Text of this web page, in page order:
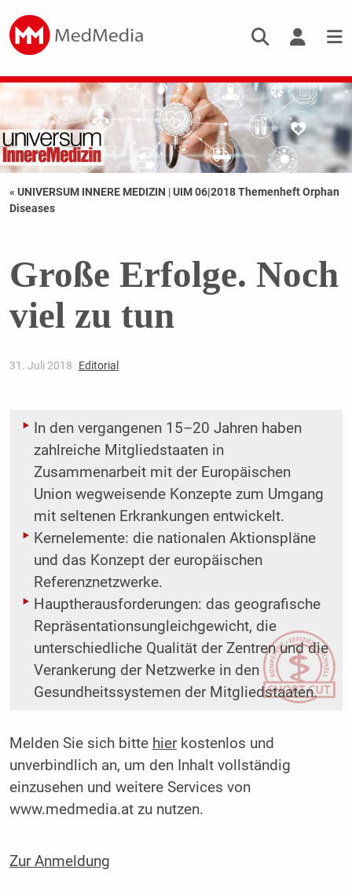
« UNIVERSUM INNERE MEDIZIN |UIM 06|2018 Themenheft Orphan
Diseases
Große Erfolge. Noch
viel zu tun
31. Juli 2018 Editorial
In den vergangenen 15–20 Jahren haben
zahlreiche Mitgliedstaaten in
Zusammenarbeit mit der Europäischen
Union wegweisende Konzepte zum Umgang
mit seltenen Erkrankungen entwickelt.
Kernelemente: die nationalen Aktionspläne
und das Konzept der europäischen
Referenznetzwerke.
Hauptherausforderungen: das geografische
Repräsentationsungleichgewicht, die
unterschiedliche Qualität der Zentren und die
Verankerung der Netzwerke in den
Gesundheitssystemen der Mitgliedstaaten.
Melden Sie sich bitte hierkostenlos und
unverbindlich an, um den Inhalt vollständig
einzusehen und weitere Services von
www.medmedia.at zu nutzen.
Zur Anmeldung